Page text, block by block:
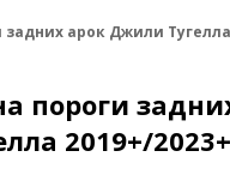
арок Джили Тугелла
пороги
2019+/